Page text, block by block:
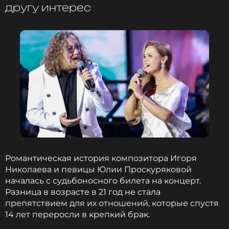
оставаться в курсе событий
ПОДПИСАТЬСЯ
ССЫЛКА
другу интерес
Романтическая история композитора Игоря
Николаева и певицы Юлии Проскуряковой
началась с судьбоносного билета на концерт.
Разница в возрасте в 21 год не стала
препятствием для их отношений, которые спустя
14 лет переросли в крепкий брак.